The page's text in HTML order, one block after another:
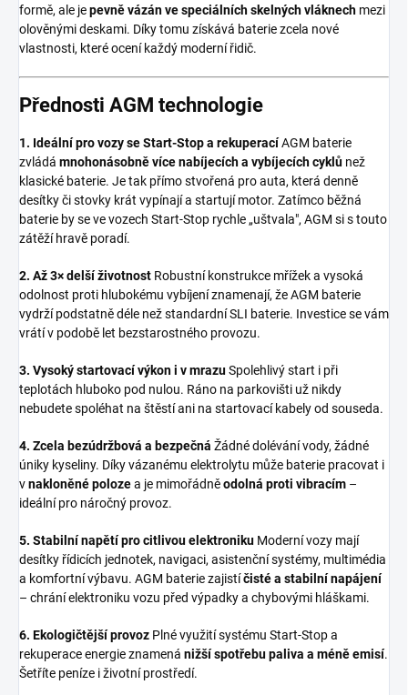
formě, ale jepevně vázán ve speciálních skelných vláknech mezi
olověnými deskami. Díky tomu získává baterie zcela nové
vlastnosti, které ocení každý moderní řidič.
Přednosti AGM technologie
1. Ideální pro vozy se Start-Stop a rekuperacíAGM baterie
zvládá mnohonásobně více nabíjecích a vybíjecích cyklů než
klasické baterie. Je tak přímo stvořená pro auta, která denně
desítky či stovky krát vypínají a startují motor. Zatímco běžná
baterie by se ve vozech Start-Stop rychle „uštvala", AGM si s touto
zátěží hravě poradí.
2. Až 3× delší životnost Robustní konstrukce mřížek a vysoká
odolnost proti hlubokému vybíjení znamenají, že AGM baterie
vydrží podstatně déle než standardní SLI baterie. Investice se vám
vrátí v podobě let bezstarostného provozu.
3. Vysoký startovací výkon i v mrazuSpolehlivý start i při
teplotách hluboko pod nulou. Ráno na parkovišti už nikdy
nebudete spoléhat na štěstí ani na startovací kabely od souseda.
4. Zcela bezúdržbová a bezpečná Žádné dolévání vody, žádné
úniky kyseliny. Díky vázanému elektrolytu může baterie pracovat i
vnakloněné polozea je mimořádněodolná proti vibracím –
ideální pro náročný provoz.
5. Stabilní napětí pro citlivou elektroniku Moderní vozy mají
desítky řídicích jednotek, navigaci, asistenční systémy, multimédia
a komfortní výbavu. AGM baterie zajistíčisté a stabilní napájení
– chrání elektroniku vozu před výpadky a chybovými hláškami.
6. Ekologičtější provoz Plné využití systému Start-Stop a
rekuperace energie znamená nižší spotřebu paliva a méně emisí.
Šetříte peníze i životní prostředí.